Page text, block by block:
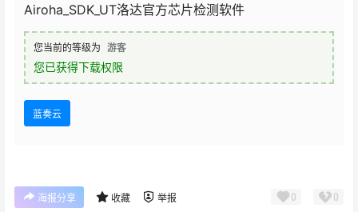
Airoha_SDK_UT洛达官方芯片检测软件
您当前的等级为 游客
您已获得下载权限
蓝奏云
海报分享 收藏 举报 0 0